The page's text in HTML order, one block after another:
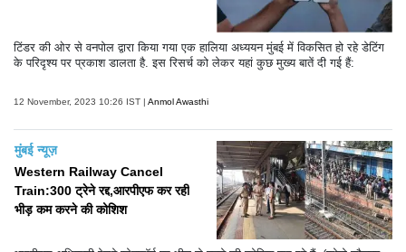
टिंडर की ओर से वनपोल द्वारा किया गया एक हालिया अध्ययन मुंबई में विकसित हो रहे डेटिंग
के परिदृश्य पर प्रकाश डालता है. इस रिसर्च को लेकर यहां कुछ मुख्य बातें दी गई हैं:
12 November, 2023 10:26 IST | Anmol Awasthi
मुंबई न्यूज़
Western Railway Cancel
Train:300 ट्रेने रद्द,आरपीएफ कर रही
भीड़ कम करने की कोशिश